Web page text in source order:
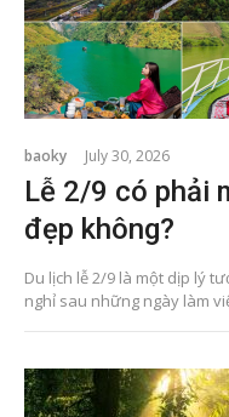
baoky July 30, 2026
Lễ 2/9 có phải
đẹp không?
Du lịch lễ 2/9 là một dịp lý
nghỉ sau những ngày làm